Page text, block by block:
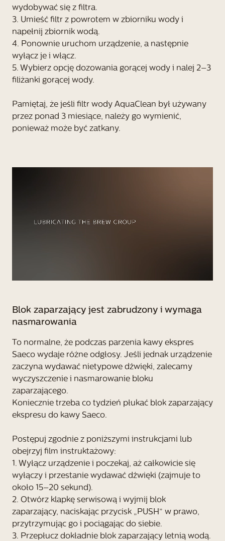
wydobywać się z filtra.
3. Umieść filtr z powrotem w zbiorniku wody i
napełnij zbiornik wodą.
4. Ponownie uruchom urządzenie, a następnie
wyłącz je i włącz.
5. Wybierz opcję dozowania gorącej wody i nalej 2–3
filiżanki gorącej wody.
Pamiętaj, że jeśli filtr wody AquaClean był używany
przez ponad 3 miesiące, należy go wymienić,
ponieważ może być zatkany.
Blok zaparzający jest zabrudzony i wymaga
nasmarowania
To normalne, że podczas parzenia kawy ekspres
Saeco wydaje różne odgłosy. Jeśli jednak urządzenie
zaczyna wydawać nietypowe dźwięki, zalecamy
wyczyszczenie i nasmarowanie bloku
zaparzającego.
Koniecznie trzeba co tydzień płukać blok zaparzający
ekspresu do kawy Saeco.
Postępuj zgodnie z poniższymi instrukcjami lub
obejrzyj film instruktażowy:
1. Wyłącz urządzenie i poczekaj, aż całkowicie się
wyłączy i przestanie wydawać dźwięki (zajmuje to
około 15–20 sekund).
2. Otwórz klapkę serwisową i wyjmij blok
zaparzający, naciskając przycisk „PUSH” w prawo,
przytrzymując go i pociągając do siebie.
3. Przepłucz dokładnie blok zaparzający letnią wodą.